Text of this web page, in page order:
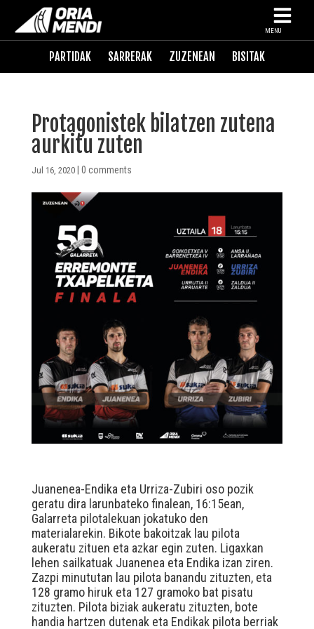
MENU
PARTIDAK SARRERAK ZUZENEAN BISITAK
Protagonistek bilatzen zutena
aurkitu zuten
Jul 16, 2020| 0 comments
Juanenea-Endika eta Urriza-Zubiri oso pozik
geratu dira larunbateko finalean, 16:15ean,
Galarreta pilotalekuan jokatuko den
materialarekin. Bikote bakoitzak lau pilota
aukeratu zituen eta azkar egin zuten. Ligaxkan
lehen sailkatuak Juanenea eta Endika izan ziren.
Zazpi minututan lau pilota banandu zituzten, eta
128 gramo hiruk eta 127 gramoko bat pisatu
zituzten. Pilota biziak aukeratu zituzten, bote
handia hartzen dutenak eta Endikak pilota berriak